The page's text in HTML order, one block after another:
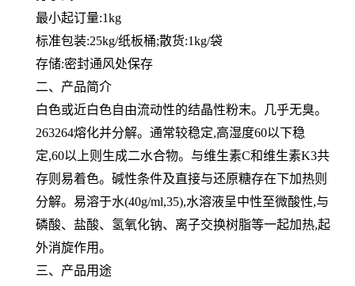
最小起订量:1kg
标准包装:25kg/纸板桶;散货:1kg/袋
存储:密封通风处保存
二、产品简介
白色或近白色自由流动性的结晶性粉末。几乎无臭。
263264熔化并分解。通常较稳定,高湿度60以下稳
定,60以上则生成二水合物。与维生素C和维生素K3共
存则易着色。碱性条件及直接与还原糖存在下加热则
分解。易溶于水(40g/ml,35),水溶液呈中性至微酸性,与
磷酸、盐酸、氢氧化钠、离子交换树脂等一起加热,起
外消旋作用。
三、产品用途